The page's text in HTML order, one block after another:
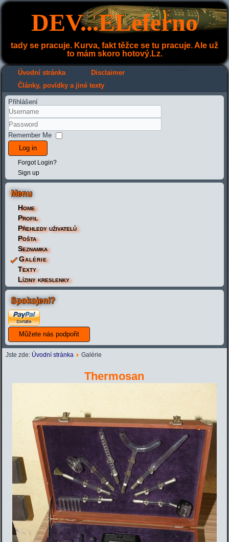
DEV...ELeferno
tady se pracuje. Kurva, fakt těžce se tu pracuje. Ale už
to mám skoro hotový.Lz.
Úvodní stránka Disclaimer
Články, povídky a jiné texty
Přihlášení
Remember Me
Log in
Forgot Login?
Sign up
Menu
Home
Profil
Přehledy uživatelů
Pošta
Seznamka
Galérie
Texty
Líziny kreslenky
Spokojeni?
Jste zde: Úvodní stránka Galérie
Thermosan